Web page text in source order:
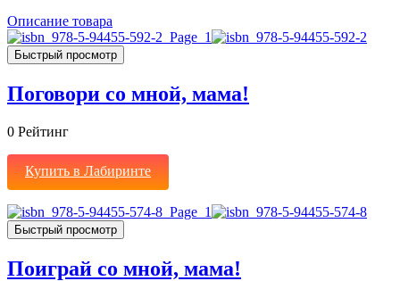
Описание товара
Быстрый просмотр
Поговори со мной, мама!
0 Рейтинг
Купить в Лабиринте
Быстрый просмотр
Поиграй со мной, мама!